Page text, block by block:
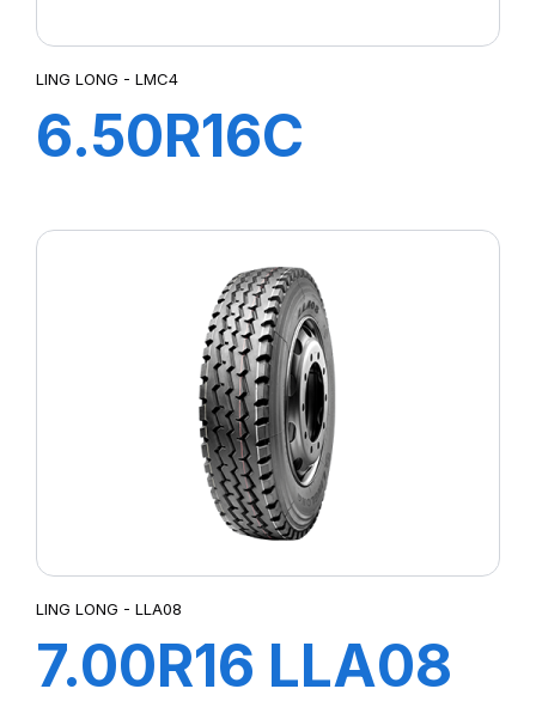
LING LONG - LMC4
6.50R16C
LING LONG - LLA08
7.00R16 LLA08